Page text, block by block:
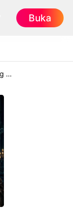
Buka
Saat Istri Terbuang Bangkit